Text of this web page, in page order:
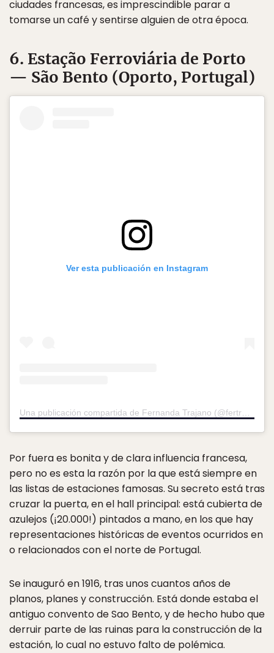
ciudades francesas, es imprescindible parar a
tomarse un café y sentirse alguien de otra época.
6. Estação Ferroviária de Porto
— São Bento (Oporto, Portugal)
Ver esta publicación en Instagram
Una publicación compartida de Fernanda Trajano (@fertrajano)
Por fuera es bonita y de clara influencia francesa,
pero no es esta la razón por la que está siempre en
las listas de estaciones famosas. Su secreto está tras
cruzar la puerta, en el hall principal: está cubierta de
azulejos (¡20.000!) pintados a mano, en los que hay
representaciones históricas de eventos ocurridos en
o relacionados con el norte de Portugal.
Se inauguró en 1916, tras unos cuantos años de
planos, planes y construcción. Está donde estaba el
antiguo convento de Sao Bento, y de hecho hubo que
derruir parte de las ruinas para la construcción de la
estación, lo cual no estuvo falto de polémica.